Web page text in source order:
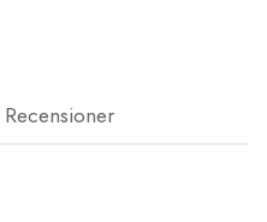
Recensioner